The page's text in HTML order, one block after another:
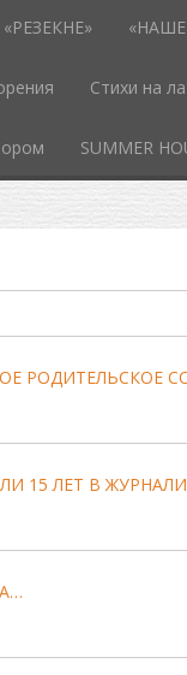
«РЕЗЕКНЕ»
Стихи на
SUMMER
РОДИТЕЛЬСКОЕ
15 ЛЕТ В